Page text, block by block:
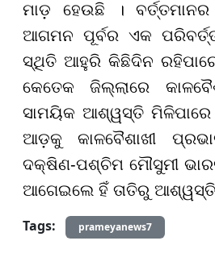
ମାଡ଼ ହେଉଛି ।
ଆଗମନ ପୂର୍ବର ଏକ
ସ୍ଥିତି ଆହୁରି କିଛିଦିନ ରହିପାରେ
କେତେକ ଜିଲ୍ଲାରେ
ସାମୟିକ ଆଶ୍ୱସ୍ତି ମିଳିପାରେ
ଆଡ଼କୁ କାଳବୈଶାଖୀ
ଦକ୍ଷିଣ-ପଶ୍ଚିମ ମୌସୁମୀ
ଆଗେଇଲେ ହିଁ ତାତିରୁ ଆଶ୍ୱସ୍ତି
Tags:
prameyanews7